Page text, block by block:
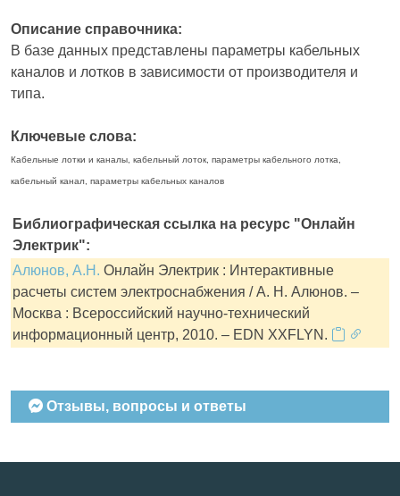
Описание справочника:
В базе данных представлены параметры кабельных
каналов и лотков в зависимости от производителя и
типа.
Ключевые слова:
Кабельные лотки и каналы, кабельный лоток, параметры кабельного лотка,
кабельный канал, параметры кабельных каналов
Библиографическая ссылка на ресурс "Онлайн
Электрик":
Алюнов, А.Н. Онлайн Электрик : Интерактивные
расчеты систем электроснабжения / А. Н. Алюнов. –
Москва : Всероссийский научно-технический
информационный центр, 2010. – EDN XXFLYN.
Отзывы, вопросы и ответы